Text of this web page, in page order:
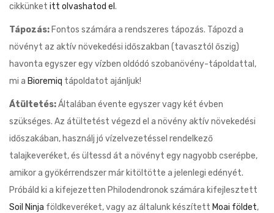
cikkünket itt olvashatod el .
Tápozás: Fontos számára a rendszeres tápozás. Tápozd a
növényt az aktív növekedési időszakban (tavasztól őszig)
havonta egyszer egy vízben oldódó szobanövény-tápoldattal,
mi a Bioremiq tápoldatot ajánljuk!
Átültetés:Általában évente egyszer vagy két évben
szükséges. Az átültetést végezd el a növény aktív növekedési
időszakában, használj jó vízelvezetéssel rendelkező
talajkeveréket, és ültessd át a növényt egy nagyobb cserépbe,
amikor a gyökérrendszer már kitöltötte a jelenlegi edényét.
Próbáld ki a kifejezetten Philodendronok számára kifejlesztett
Soil Ninja földkeveréket, vagy az általunk készített Moai földet,